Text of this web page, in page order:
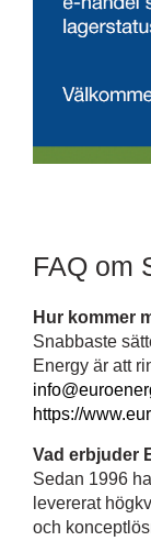
FAQ om
Hur kommer
Snabbaste
Energy är att
https://
Vad erbjuder
Sedan 1996
levererat
och